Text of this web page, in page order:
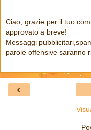
Ciao, grazie per il tuo
approvato a breve!
Messaggi
parole offensive saranno
‹